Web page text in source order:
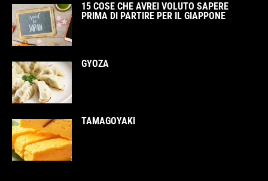
15 COSE CHE AVREI VOLUTO SAPERE
PRIMA DI PARTIRE PER IL GIAPPONE
GYOZA
TAMAGOYAKI